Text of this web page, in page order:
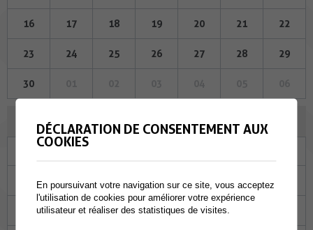
16 17 18 19 20 21 22
23 24 25 26 27 28 29
30
OCTOBRE 2024
02 03 04
08 09 10 11
DÉCLARATION DE CONSENTEMENT AUX
COOKIES
En poursuivant votre navigation sur ce site, vous acceptez
l'utilisation de cookies pour améliorer votre expérience
utilisateur et réaliser des statistiques de visites.